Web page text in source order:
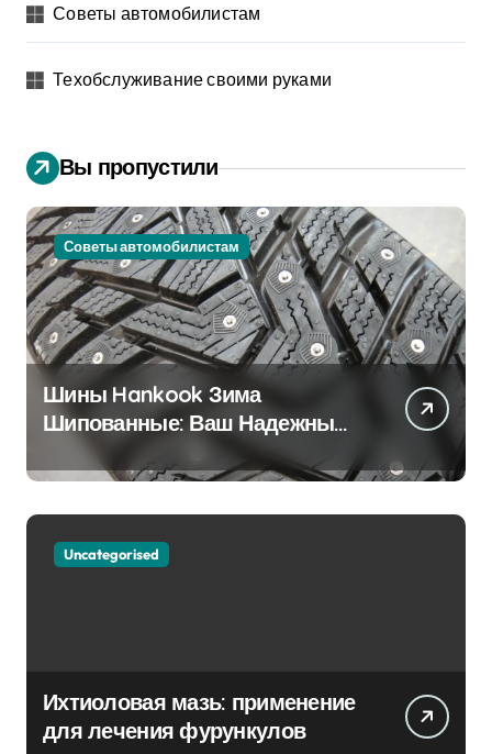
Советы автомобилистам
Техобслуживание своими руками
Вы пропустили
Советы автомобилистам
Шины Hankook Зима
Шипованные: Ваш Надежный
Партнёр на Снежных Дорогах
Uncategorised
Ихтиоловая мазь: применение
для лечения фурункулов